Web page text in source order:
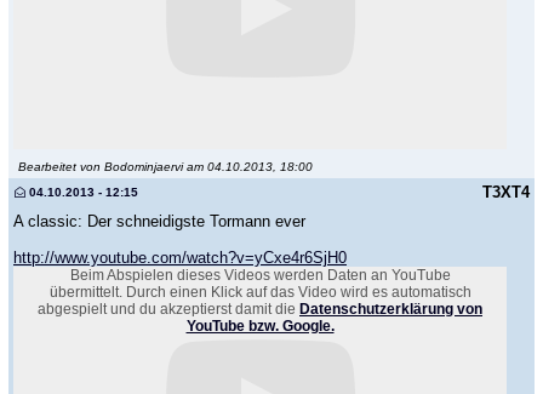
Bearbeitet von Bodominjaervi am 04.10.2013, 18:00
T3XT4
04.10.2013 - 12:15
A classic: Der schneidigste Tormann ever
http://www.youtube.com/watch?v=yCxe4r6SjH0
Beim Abspielen dieses Videos werden Daten an YouTube
übermittelt. Durch einen Klick auf das Video wird es automatisch
abgespielt und du akzeptierst damit die Datenschutzerklärung von
YouTube bzw. Google.